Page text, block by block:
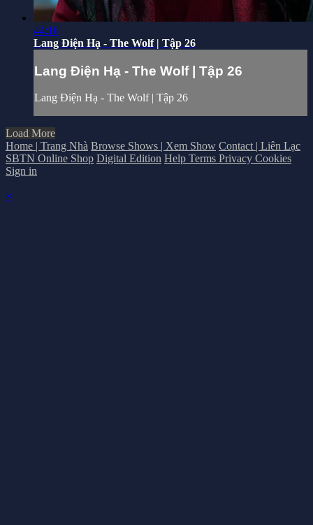
44:16
Lang Điện Hạ - The Wolf | Tập 26
Lang Điện Hạ - The Wolf | Tập 26
Lang Điện Hạ - The Wolf | Tập 26
Load More
Home | Trang Nhà Browse Shows | Xem Show Contact | Liên Lạc
SBTN Online Shop Digital Edition Help Terms Privacy Cookies
Sign in
×